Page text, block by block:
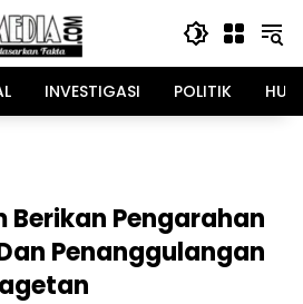
INVESTIGASI POLITIK
Pengarahan
Penanggulangan